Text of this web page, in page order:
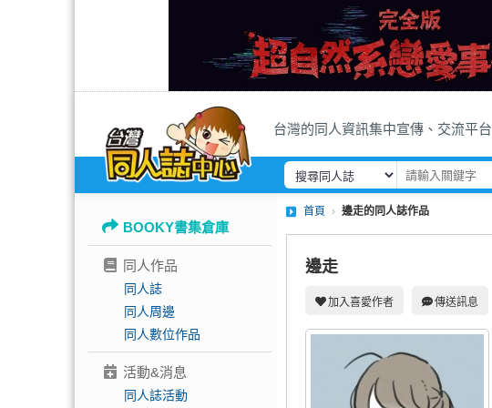
台灣的同人資訊集中宣傳、交流平台
BOOKY書集倉庫
同人作品
同人誌
同人周邊
同人數位作品
活動&消息
同人誌活動
首頁 邊走的同人誌作品
邊走
加入喜愛作者 傳送訊息